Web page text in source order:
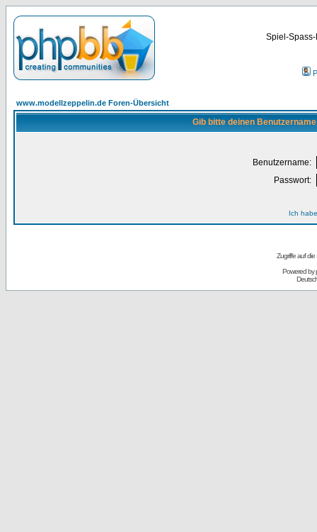
Spiel-
www.modellzeppelin.de Foren-Übersicht
Gib bitte deinen
Benutzername:
Passwort:
Ich
Zugriffe auf
Powered by